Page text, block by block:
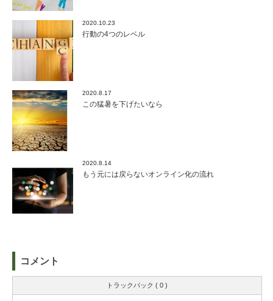
2020.10.23
行動の4つのレベル
2020.8.17
この猛暑を下げたいなら
2020.8.14
もう元には戻らないオンライン化の流れ
コメント
トラックバック ( 0 )